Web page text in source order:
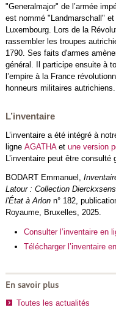
"Generalmajor" de l’armée
est nommé "Landmarschall"
Luxembourg. Lors de la
rassembler les troupes
1790. Ses faits d'armes
général. Il participe ensuite à
l’empire à la France
honneurs militaires autrichiens.
L’inventaire
L’inventaire a été intégré à
ligne AGATHAet une version
L’inventaire peut être
BODART Emmanuel,
Latour : Collection
l'État à Arlon n° 182,
Royaume, Bruxelles, 2025.
Consulter l’inventaire en
Télécharger l’inventaire
En savoir plus
Toutes les actualités